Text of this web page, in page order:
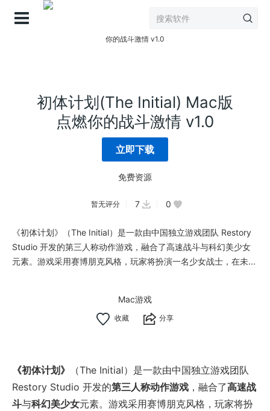
初体计划(The Initial) Mac版
点燃你的战斗激情 v1.0
立即下载
免费资源
暂无评分 7 0
《初体计划》（The Initial）是一款由中国独立游戏团队 Restory
Studio 开发的第三人称动作游戏，融合了高速战斗与科幻美少女
元素。游戏采用赛博朋克风格，玩家将扮演一名少女战士，在未...
Mac游戏
分享
《初体计划》
（The Initial）是一款由中国独立游戏团队
Restory Studio 开发的第三人称动作游戏 ，融合了高速战
斗与科幻美少女元素。游戏采用赛博朋克风格，玩家将扮